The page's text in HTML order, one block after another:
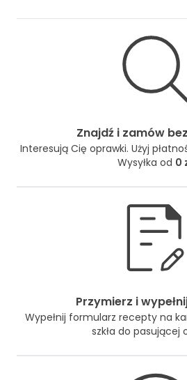
Znajdź i zamów
Interesują Cię oprawki. Użyj
Wysyłka od 0
Przymierz i
Wypełnij formularz recepty na
szkła do pasującej